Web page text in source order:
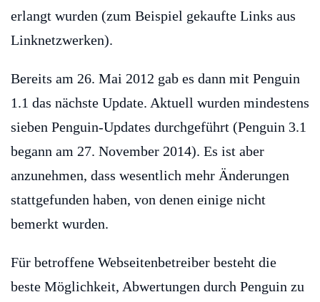
erlangt wurden (zum Beispiel gekaufte Links aus
Linknetzwerken).
Bereits am 26. Mai 2012 gab es dann mit Penguin
1.1 das nächste Update. Aktuell wurden mindestens
sieben Penguin-Updates durchgeführt (Penguin 3.1
begann am 27. November 2014). Es ist aber
anzunehmen, dass wesentlich mehr Änderungen
stattgefunden haben, von denen einige nicht
bemerkt wurden.
Für betroffene Webseitenbetreiber besteht die
beste Möglichkeit, Abwertungen durch Penguin zu